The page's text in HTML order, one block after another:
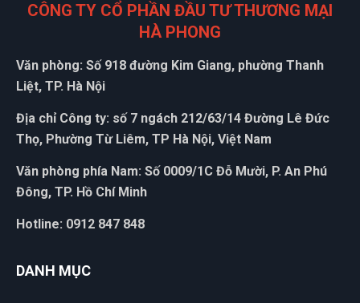
CÔNG TY CỔ PHẦN ĐẦU TƯ THƯƠNG MẠI
HÀ PHONG
Văn phòng: Số 918 đường Kim Giang, phường Thanh
Liệt, TP. Hà Nội
Địa chỉ Công ty: số 7 ngách 212/63/14 Đường Lê Đức
Thọ, Phường Từ Liêm, TP Hà Nội, Việt Nam
Văn phòng phía Nam: Số 0009/1C Đỗ Mười, P. An Phú
Đông, TP. Hồ Chí Minh
Hotline: 0912 847 848
DANH MỤC